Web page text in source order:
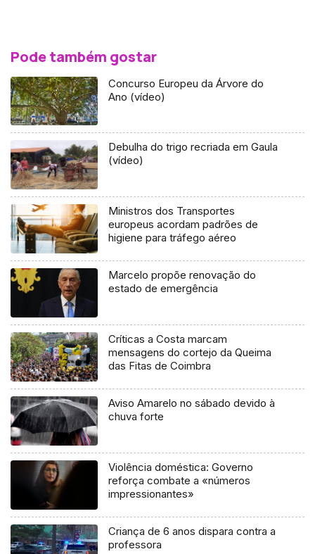
Pode também gostar
Concurso Europeu da Árvore do
Ano (vídeo)
Debulha do trigo recriada em Gaula
(vídeo)
Ministros dos Transportes
europeus acordam padrões de
higiene para tráfego aéreo
Marcelo propõe renovação do
estado de emergência
Críticas a Costa marcam
mensagens do cortejo da Queima
das Fitas de Coimbra
Aviso Amarelo no sábado devido à
chuva forte
Violência doméstica: Governo
reforça combate a «números
impressionantes»
Criança de 6 anos dispara contra a
professora